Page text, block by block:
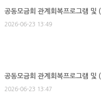
공동모금회 관계회복프로그램 및 (
2026-06-23 13:49
공동모금회 관계회복프로그램 및 (
2026-06-23 13:47